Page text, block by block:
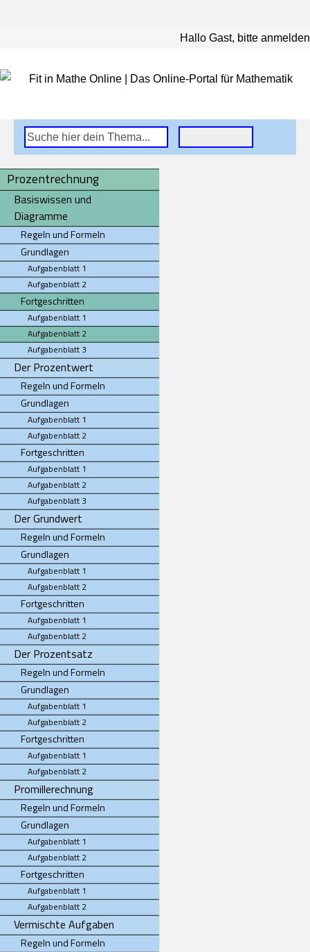
Hallo Gast, bitte anmelden
Prozentrechnung
Basiswissen und
Diagramme
Regeln und Formeln
Grundlagen
Aufgabenblatt 1
Aufgabenblatt 2
Fortgeschritten
Aufgabenblatt 1
Aufgabenblatt 2
Aufgabenblatt 3
Der Prozentwert
Regeln und Formeln
Grundlagen
Aufgabenblatt 1
Aufgabenblatt 2
Fortgeschritten
Aufgabenblatt 1
Aufgabenblatt 2
Aufgabenblatt 3
Der Grundwert
Regeln und Formeln
Grundlagen
Aufgabenblatt 1
Aufgabenblatt 2
Fortgeschritten
Aufgabenblatt 1
Aufgabenblatt 2
Der Prozentsatz
Regeln und Formeln
Grundlagen
Aufgabenblatt 1
Aufgabenblatt 2
Fortgeschritten
Aufgabenblatt 1
Aufgabenblatt 2
Promillerechnung
Regeln und Formeln
Grundlagen
Aufgabenblatt 1
Aufgabenblatt 2
Fortgeschritten
Aufgabenblatt 1
Aufgabenblatt 2
Vermischte Aufgaben
Regeln und Formeln